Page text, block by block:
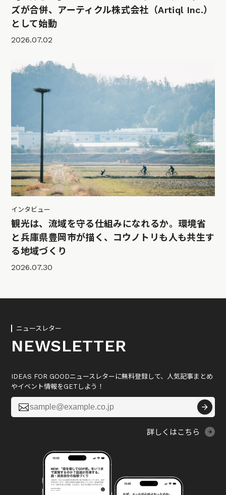
ズが合併、アーティクル株式会社（Artiql Inc.）
として始動
2026.07.02
インタビュー
観光は、流域を守る仕組みになれるか。環境省
と兵庫県豊岡市が描く、コウノトリも人も共生す
る地域づくり
2026.07.30
ニュースレター
NEWSLETTER
IDEAS FOR GOODニュースレターに無料登録して、人気記事まとめ
やイベント情報をGETしよう！

詳しくはこちら